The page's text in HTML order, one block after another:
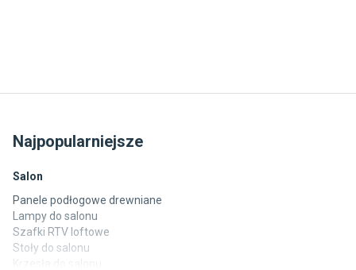
Najpopularniejsze
Salon
Panele podłogowe drewniane
Lampy do salonu
Szafki RTV loftowe
Stoły do salonu